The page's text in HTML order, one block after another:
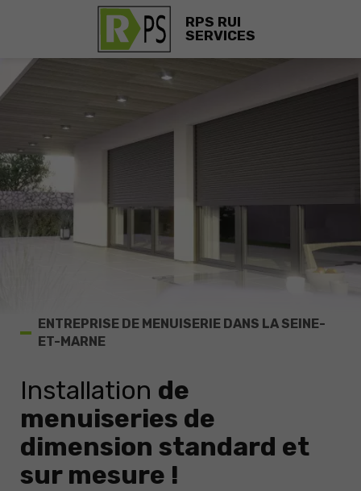
RPS RUI
SERVICES
ENTREPRISE DE MENUISERIE DANS LA SEINE-
ET-MARNE
Installation de
menuiseries de
dimension standard et
sur mesure !